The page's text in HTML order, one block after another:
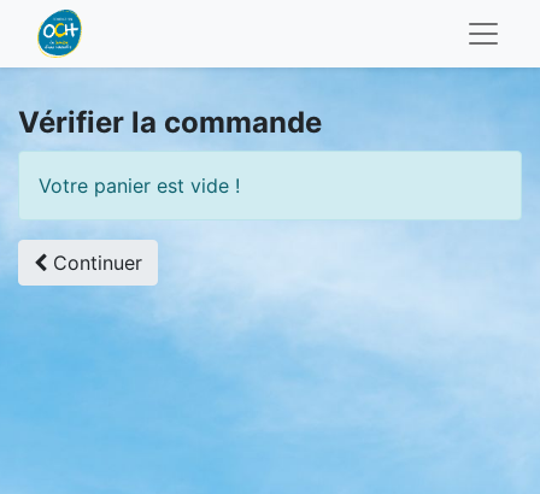
Vérifier la commande
Votre panier est vide !
Continuer